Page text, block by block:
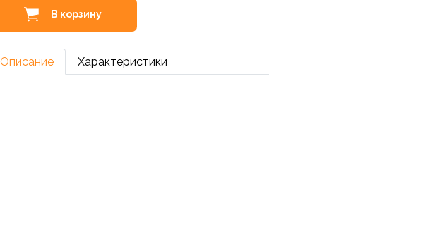
В корзину
Описание Характеристики